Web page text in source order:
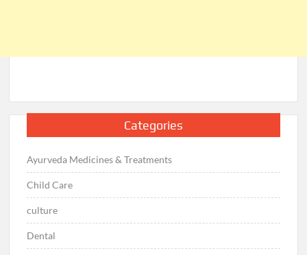
Categories
Ayurveda Medicines & Treatments
Child Care
culture
Dental